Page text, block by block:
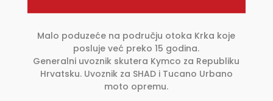
Malo poduzeće na području otoka Krka koje
posluje već preko 15 godina.
Generalni uvoznik skutera Kymco za Republiku
Hrvatsku. Uvoznik za SHAD i Tucano Urbano
moto opremu.